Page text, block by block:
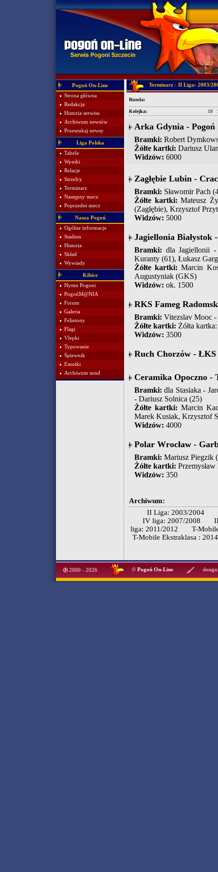
Pogoń On-Line
Strona główna
Redakcja
Historia serwisu
Archiwum newsów
Przeszukaj newsy
Liga Polska
Tabela
Wyniki
Relacje
Strzelcy
Terminarz
Następny mecz
Poprzedni mecz
Nasza Pogoń
Ogólne informacje
Stadion
Historia
Skład
Wywiady
Kibice
Hymn Pogoni
PogońM@NIA
Forum
Galeria
Felietony
Flagi
Vlepki
Typowanie
Śpiewnik
Emotki
Archiwum sond
Terminarz - II Liga: 2003/
Runda:
Kolejka: 18
Arka Gdynia - Pogoń
Bramki: Robert
Żółte kartki: Dariusz
Widzów: 6000
Zagłębie Lubin -
Bramki: Sławomir Pach
Żółte kartki: Mateusz
(Zagłębie), Krzysztof
Widzów: 5000
Jagiellonia Białystok
Bramki: dla Jagiellonii
Kuranty (61), Łukasz
Żółte kartki: Marcin
Augustyniak (GKS)
Widzów: ok. 1500
RKS Fameg
Bramki: Vitezslav Mooc
Żółte kartki: Żółta
Widzów: 3500
Ruch Chorzów -
Ceramika Opoczno -
Bramki: dla Stasiaka -
- Dariusz Solnica (25)
Żółte kartki: Marcin
Marek Kusiak, Krzysztof
Widzów: 4000
Polar Wrocław -
Bramki: Mariusz Piegzik
Żółte kartki:
Widzów: 350
Archiwum:
II Liga: 2003/2004
IV liga: 2007/2008
liga: 2011/2012
T-
T-Mobile Ekstraklasa :
2000 - 2026 © Pogoń On-Line